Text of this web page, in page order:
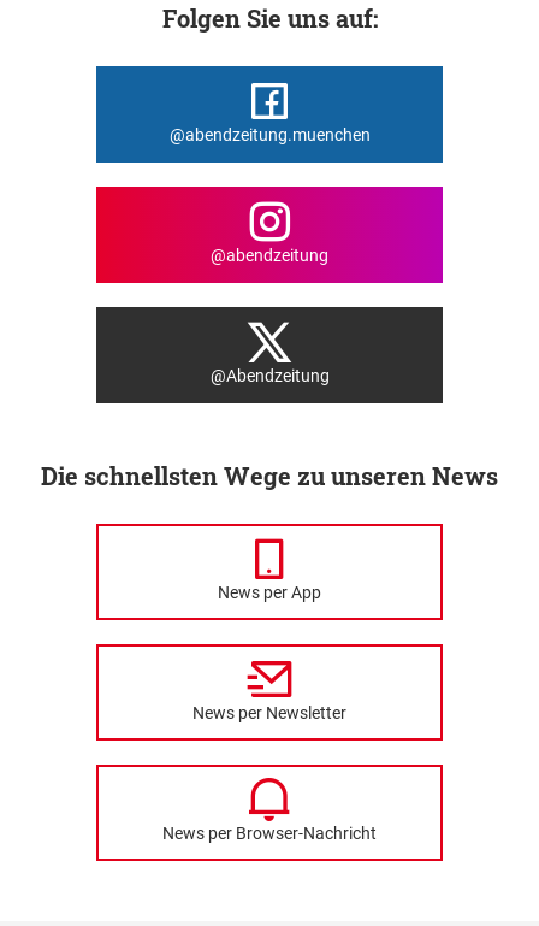
Folgen Sie uns auf:
@abendzeitung.muenchen
@abendzeitung
@Abendzeitung
Die schnellsten Wege zu unseren News
News per App
News per Newsletter
News per Browser-Nachricht